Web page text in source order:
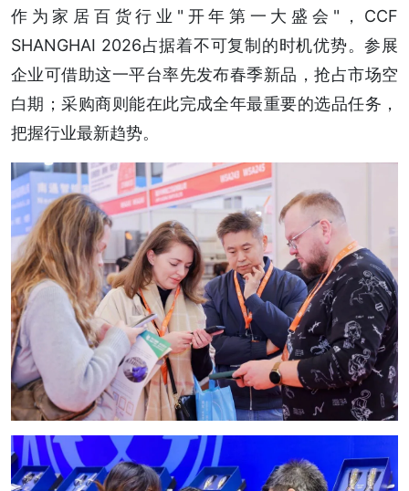
作为家居百货行业"开年第一大盛会"，CCF
SHANGHAI 2026占据着不可复制的时机优势。参展
企业可借助这一平台率先发布春季新品，抢占市场空
白期；采购商则能在此完成全年最重要的选品任务，
把握行业最新趋势。